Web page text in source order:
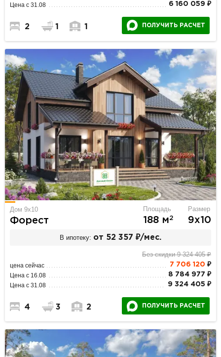
Цена с 31.08 6 160 059 ₽
2 1 1 ПОЛУЧИТЬ РАСЧЕТ
Дом 9х10
Форест
Площадь
188 м2
Размер
9х10
В ипотеку: от 52 357 ₽/мес.
Без скидки 9 324 405 ₽
цена сейчас 7 706 120 ₽
Цена с 16.08 8 784 977 ₽
Цена с 31.08 9 324 405 ₽
4 3 2 ПОЛУЧИТЬ РАСЧЕТ